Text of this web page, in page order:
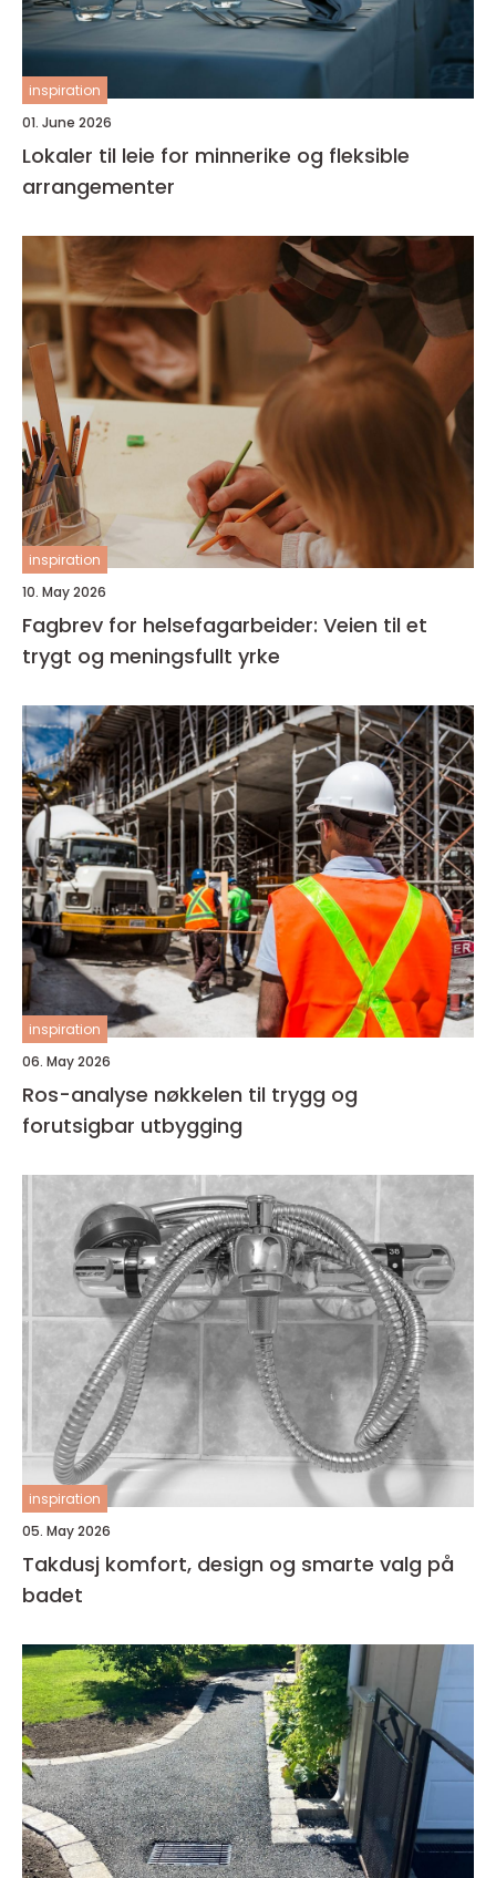
inspiration
01. June 2026
Lokaler til leie for minnerike og fleksible
arrangementer
inspiration
10. May 2026
Fagbrev for helsefagarbeider: Veien til et
trygt og meningsfullt yrke
inspiration
06. May 2026
Ros-analyse nøkkelen til trygg og
forutsigbar utbygging
inspiration
05. May 2026
Takdusj komfort, design og smarte valg på
badet